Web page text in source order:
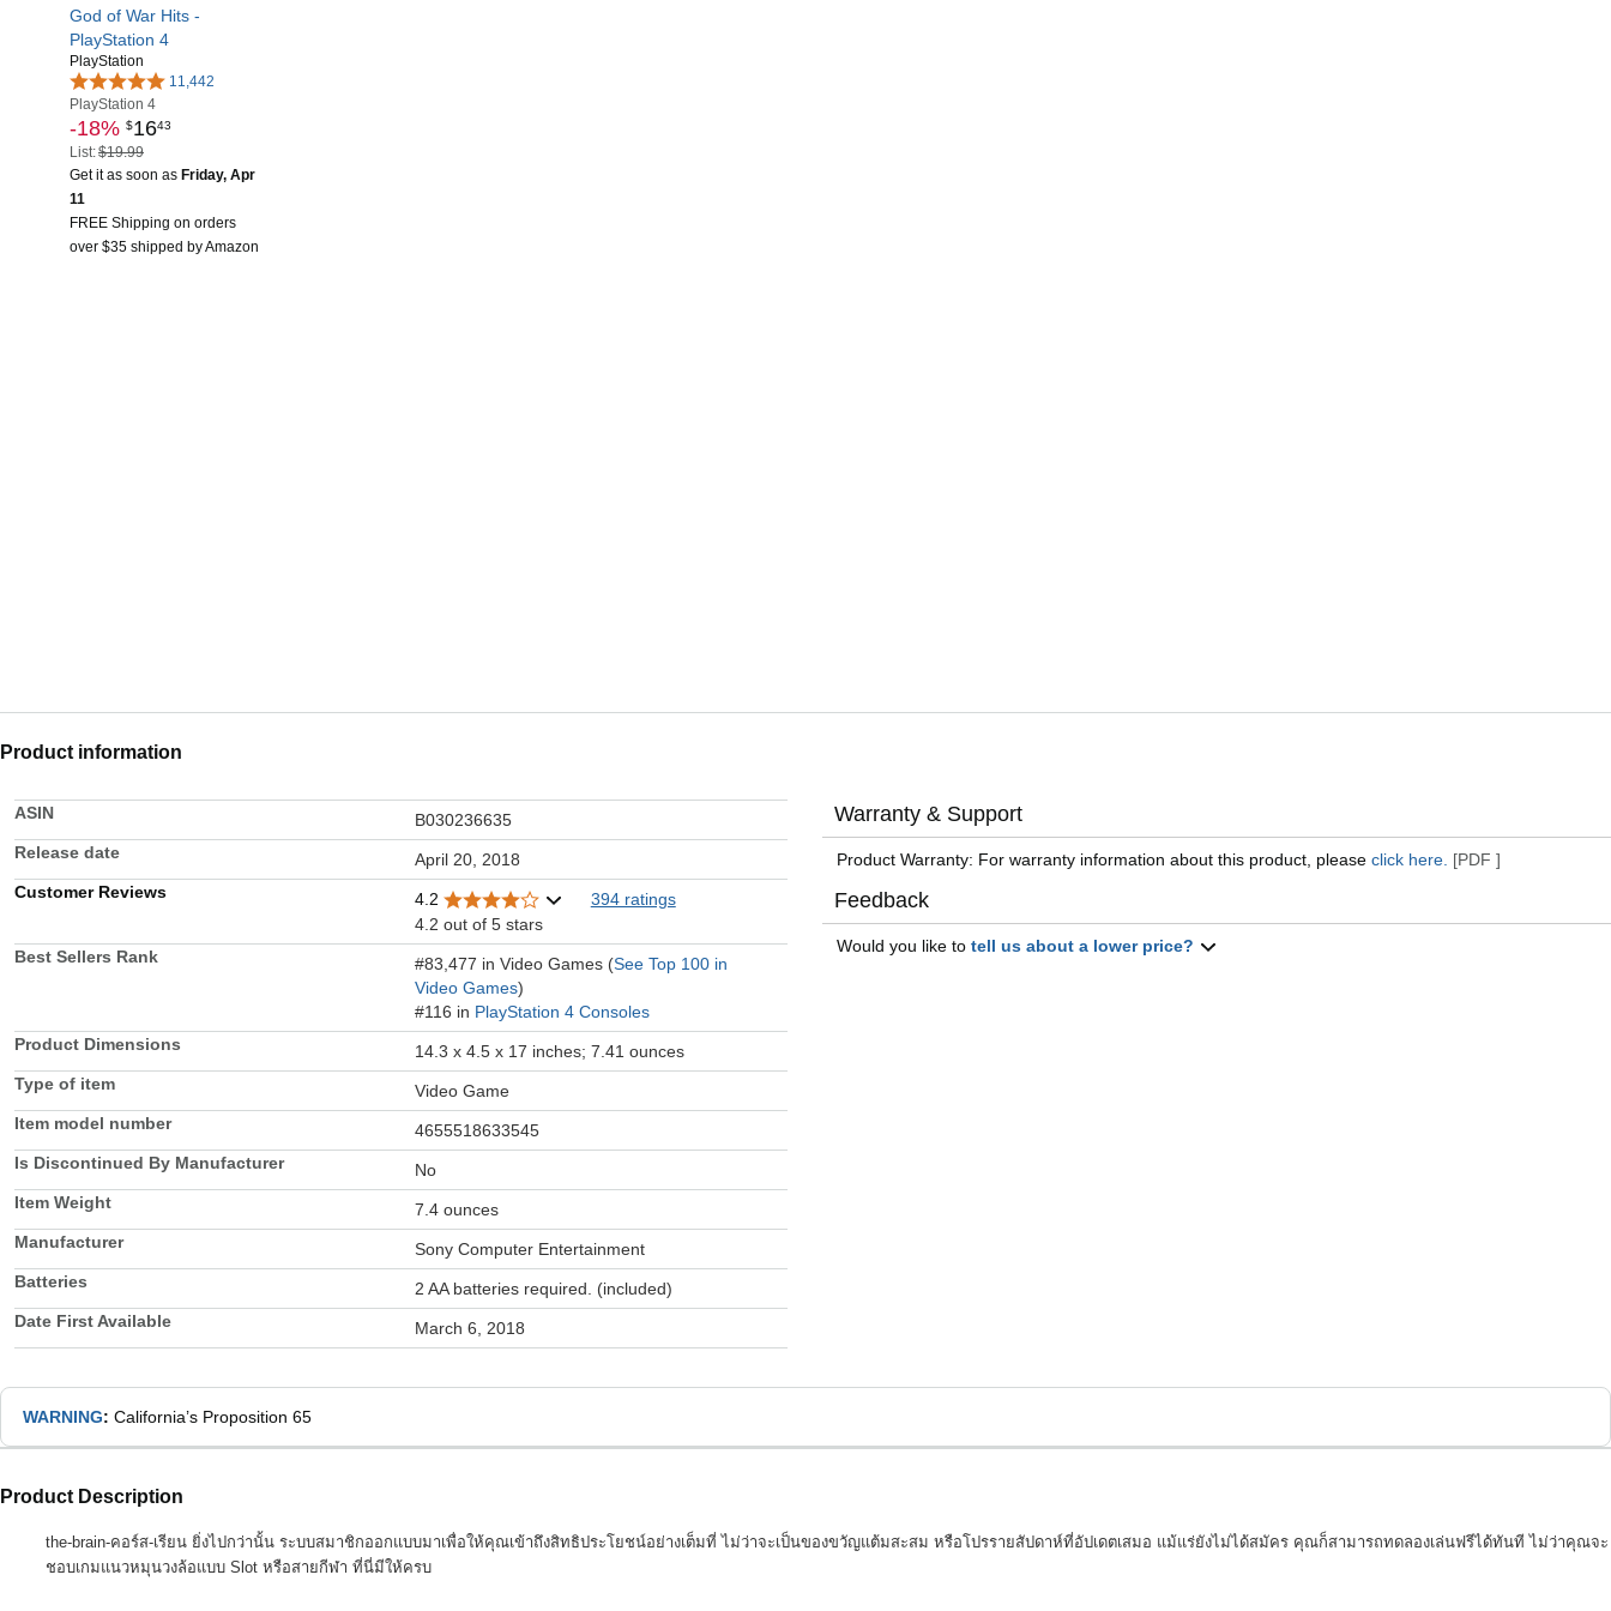
God of War Hits -
PlayStation 4
PlayStation
11,442
PlayStation 4
-18% $1643
List:$19.99
Get it as soon as Friday, Apr
11
FREE Shipping on orders
over $35 shipped by Amazon
Product information
ASIN
B030236635
Release date
April 20, 2018
Customer Reviews
4.2
394 ratings
4.2 out of 5 stars
Best Sellers Rank
#83,477 in Video Games (See Top 100 in
Video Games)
#116 in PlayStation 4 Consoles
Product Dimensions
14.3 x 4.5 x 17 inches; 7.41 ounces
Type of item
Video Game
Item model number
4655518633545
Is Discontinued By Manufacturer
No
Item Weight
7.4 ounces
Manufacturer
Sony Computer Entertainment
Batteries
2 AA batteries required. (included)
Date First Available
March 6, 2018
Warranty & Support
Product Warranty: For warranty information about this product, pleaseclick here. [PDF ]
Feedback
Would you like totell us about a lower price?
WARNING: California’s Proposition 65
Product Description
the-brain-คอร์ส-เรียน ยิ่งไปกว่านั้น ระบบสมาชิกออกแบบมาเพื่อให้คุณเข้าถึงสิทธิประโยชน์อย่างเต็มที่ ไม่ว่าจะเป็นของขวัญแต้มสะสม หรือโปรรายสัปดาห์ที่อัปเดตเสมอ แม้แร่ยังไม่ได้สมัคร คุณก็สามารถทดลองเล่นฟรีได้ทันที ไม่ว่าคุณจะ
ชอบเกมแนวหมุนวงล้อแบบ Slot หรือสายกีฬา ที่นี่มีให้ครบ